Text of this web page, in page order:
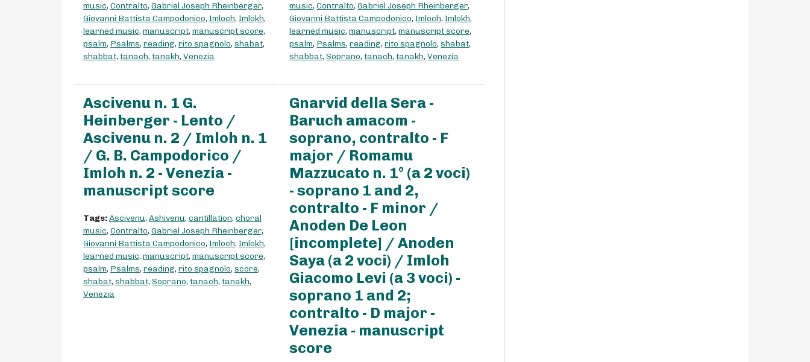
music, Contralto, Gabriel Joseph Rheinberger,
Giovanni Battista Campodonico, Imloch, Imlokh,
learned music, manuscript, manuscript score,
psalm, Psalms, reading, rito spagnolo, shabat,
shabbat, tanach, tanakh, Venezia
music,Contralto,Gabriel Joseph Rheinberger,
Giovanni Battista Campodonico,Imloch,Imlokh,
learned music,manuscript,manuscript score,
psalm, Psalms,reading,rito spagnolo,shabat,
shabbat,Soprano, tanach, tanakh,Venezia
Ascivenu n. 1 G.
Heinberger - Lento /
Ascivenu n. 2 / Imloh n. 1
/ G. B. Campodorico /
Imloh n. 2 - Venezia -
manuscript score
Tags:Ascivenu, Ashivenu, cantillation, choral
music, Contralto, Gabriel Joseph Rheinberger,
Giovanni Battista Campodonico, Imloch, Imlokh,
learned music, manuscript, manuscript score,
psalm, Psalms, reading, rito spagnolo, score,
shabat, shabbat, Soprano, tanach, tanakh,
Venezia
Gnarvid della Sera -
Baruch amacom -
soprano, contralto - F
major / Romamu
Mazzucato n. 1° (a 2 voci)
- soprano 1 and 2,
contralto - F minor /
Anoden De Leon
[incomplete] / Anoden
Saya (a 2 voci) / Imloh
Giacomo Levi (a 3 voci) -
soprano 1 and 2;
contralto - D major -
Venezia - manuscript
score